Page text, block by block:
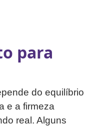
para
do equilíbrio
e a firmeza
real. Alguns